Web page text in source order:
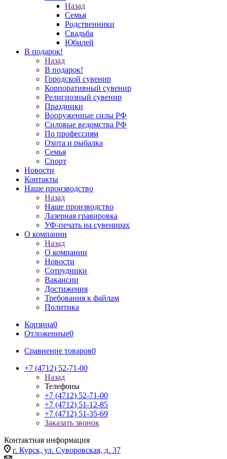
Назад
Семья
Родственники
Свадьба
Юбилей
В подарок!
Назад
В подарок!
Городской сувенир
Корпоративный сувенир
Религиозный сувенир
Праздники
Вооруженные силы РФ
Силовые ведомства РФ
По профессиям
Охота и рыбалка
Семья
Спорт
Новости
Контакты
Наше производство
Назад
Наше производство
Лазерная гравировка
УФ-печать на сувенирах
О компании
Назад
О компании
Новости
Сотрудники
Вакансии
Достижения
Требования к файлам
Политика
Корзина0
Отложенные0
Сравнение товаров0
+7 (4712) 52-71-00
Назад
Телефоны
+7 (4712) 52-71-00
+7 (4712) 51-12-85
+7 (4712) 51-35-69
Заказать звонок
Контактная информация
г. Курск, ул. Суворовская, д. 37